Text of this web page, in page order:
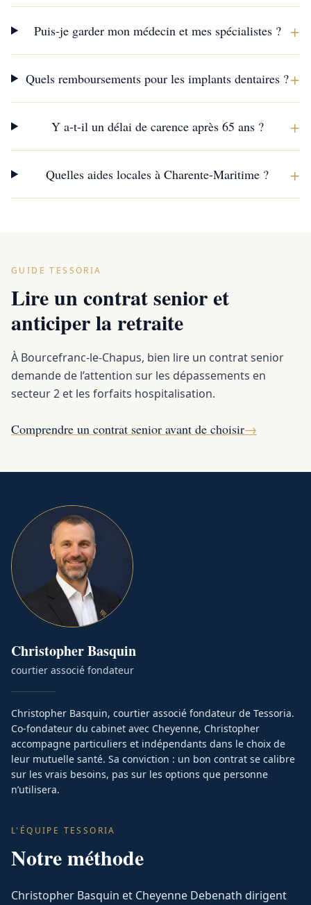
Puis-je garder mon médecin et mes spécialistes ? +
Quels remboursements pour les implants dentaires ?+
Y a-t-il un délai de carence après 65 ans ? +
Quelles aides locales à Charente-Maritime ? +
GUIDE TESSORIA
Lire un contrat senior et
anticiper la retraite
À Bourcefranc-le-Chapus, bien lire un contrat senior
demande de l’attention sur les dépassements en
secteur 2 et les forfaits hospitalisation.
Comprendre un contrat senior avant de choisir→
ChristopherBasquin
courtier associé fondateur
Christopher Basquin, courtier associé fondateur de Tessoria.
Co-fondateur du cabinet avec Cheyenne, Christopher
accompagne particuliers et indépendants dans le choix de
leur mutuelle santé. Sa conviction : un bon contrat se calibre
sur les vrais besoins, pas sur les options que personne
n’utilisera.
L'ÉQUIPE TESSORIA
Notre méthode
Christopher Basquin et Cheyenne Debenath dirigent